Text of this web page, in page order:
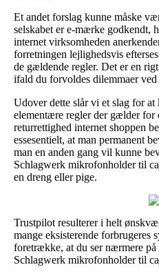
Et andet forslag kunne måske
selskabet er e-mærke godkendt,
internet virksomheden
forretningen lejlighedsvis
de gældende regler. Det er en
ifald du forvoldes dilemmaer
Udover dette slår vi et slag for at
elementære regler der gælder for
returrettighed internet shoppen
essesentielt, at man permanent
man en anden gang vil kunne
Schlagwerk mikrofonholder til
en dreng eller pige.
Trustpilot resulterer i helt
mange eksisterende forbrugeres
foretrække, at du ser nærmere på
Schlagwerk mikrofonholder til